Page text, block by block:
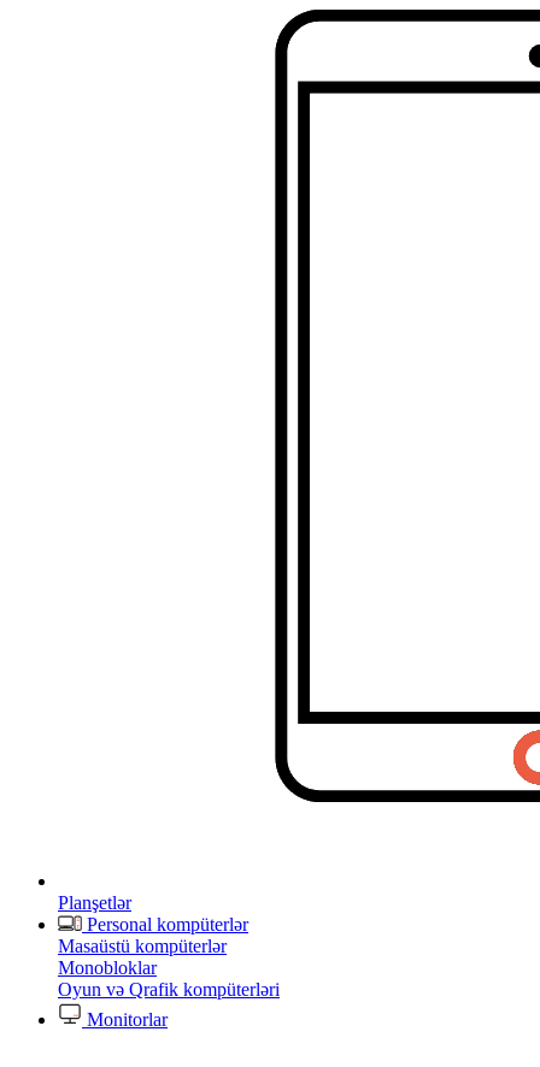
Planşetlər
Personal kompüterlər
Masaüstü kompüterlər
Monobloklar
Oyun və Qrafik kompüterləri
Monitorlar